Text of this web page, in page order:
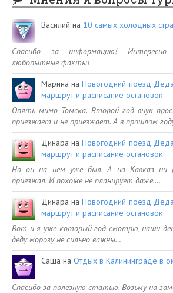
Василий на 10 самых холодных
Спасибо за информацию! Интересно
любопытные факты!
Марина наНовогодний поезд
маршрут и расписание остановок
Опять мимо Томска. Второй год внук
приезжает и не приезжает. А в прошлом
Динара наНовогодний поезд
маршрут и расписание остановок
Но он на нем уже был. А на Кавказ ни
приезжал. И похоже не планирует даже.…
Динара наНовогодний поезд
маршрут и расписание остановок
Вот и я уже который год смотрю, наши
деду морозу не сильно важны…
Саша на Отдых в Калининграде в
Спасибо за полезную статью. Возьму на